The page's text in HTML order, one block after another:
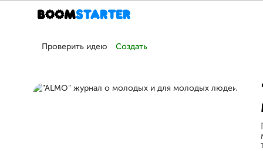
Проверить идею Создать